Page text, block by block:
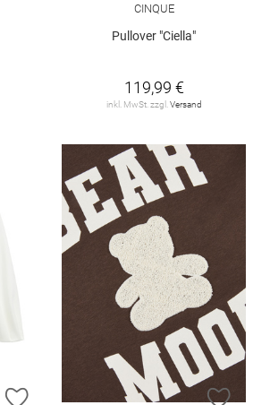
CINQUE
Pullover "Ciella"
119,99 €
inkl. MwSt. zzgl. Versand
ZUR WUNSCHLISTE HINZUFÜGEN